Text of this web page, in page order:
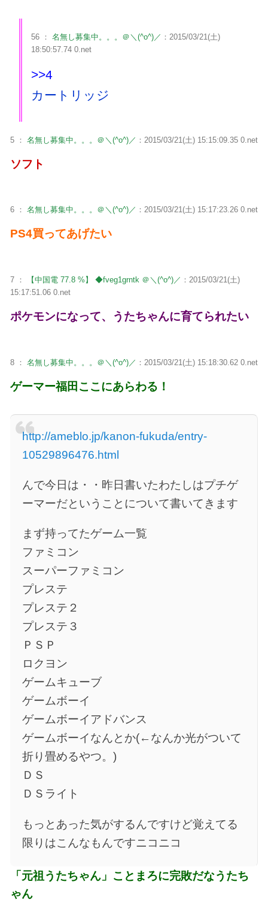
56 ： 名無し募集中。。。＠＼(^o^)／ ：2015/03/21(土)
18:50:57.74 0.net
>>4
カートリッジ
5 ： 名無し募集中。。。＠＼(^o^)／ ：2015/03/21(土) 15:15:09.35 0.net
ソフト
6 ： 名無し募集中。。。＠＼(^o^)／ ：2015/03/21(土) 15:17:23.26 0.net
PS4買ってあげたい
7 ： 【中国電 77.8 %】 ◆fveg1grntk ＠＼(^o^)／ ：2015/03/21(土)
15:17:51.06 0.net
ポケモンになって、うたちゃんに育てられたい
8 ： 名無し募集中。。。＠＼(^o^)／ ：2015/03/21(土) 15:18:30.62 0.net
ゲーマー福田ここにあらわる！
http://ameblo.jp/kanon-fukuda/entry-
10529896476.html
んで今日は・・昨日書いたわたしはプチゲ
ーマーだということについて書いてきます
まず持ってたゲーム一覧
ファミコン
スーパーファミコン
プレステ
プレステ２
プレステ３
ＰＳＰ
ロクヨン
ゲームキューブ
ゲームボーイ
ゲームボーイアドバンス
ゲームボーイなんとか(←なんか光がついて
折り畳めるやつ。)
ＤＳ
ＤＳライト
もっとあった気がするんですけど覚えてる
限りはこんなもんですニコニコ
「元祖うたちゃん」ことまろに完敗だなうたち
ゃん